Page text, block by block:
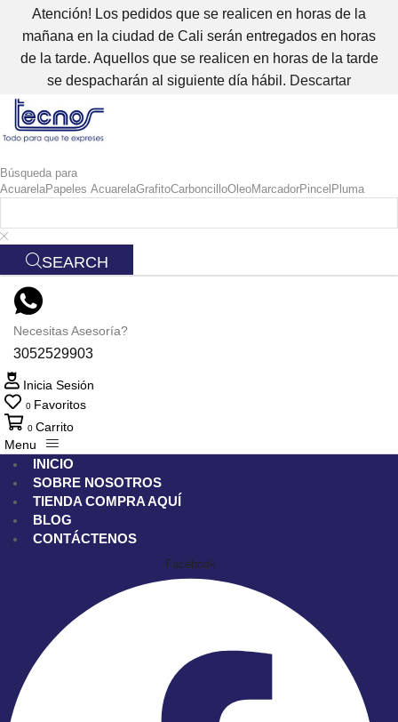
Atención! Los pedidos que se realicen en horas de la
mañana en la ciudad de Cali serán entregados en horas
de la tarde. Aquellos que se realicen en horas de la tarde
se despacharán al siguiente día hábil. Descartar
Búsqueda para
AcuarelaPapeles AcuarelaGrafitoCarboncilloOleoMarcadorPincel Pluma
SEARCH
Necesitas Asesoría?
3052529903
Inicia Sesión
0 Favoritos
0 Carrito
Menu
INICIO
SOBRE NOSOTROS
TIENDA COMPRA AQUÍ
BLOG
CONTÁCTENOS
Facebook